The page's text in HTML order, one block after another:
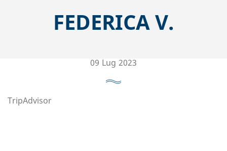
FEDERICA V.
09 Lug 2023
TripAdvisor